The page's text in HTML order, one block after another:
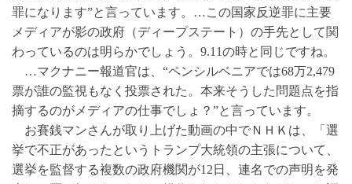
罪になります”と言っています。…この国家反逆罪に主要
メディアが影の政府（ディープステート）の手先として関
わっているのは明らかでしょう。9.11の時と同じですね。
…マクナニー報道官は、“ペンシルベニアでは68万2,479
票が誰の監視もなく投票された。本来そうした問題点を指
摘するのがメディアの仕事でしょ？”と言っています。
お賽銭マンさんが取り上げた動画の中でＮＨＫは、「選
挙で不正があったというトランプ大統領の主張について、
選挙を監督する複数の政府機関が12日、連名での声明を発